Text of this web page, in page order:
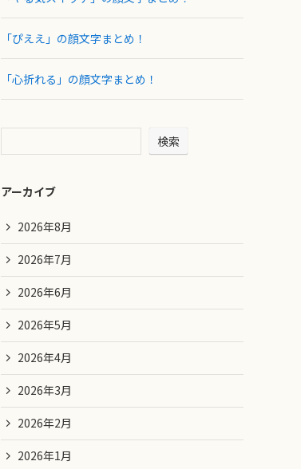
「ぴええ」の顔文字まとめ！
「心折れる」の顔文字まとめ！
検索
アーカイブ
2026年8月
2026年7月
2026年6月
2026年5月
2026年4月
2026年3月
2026年2月
2026年1月